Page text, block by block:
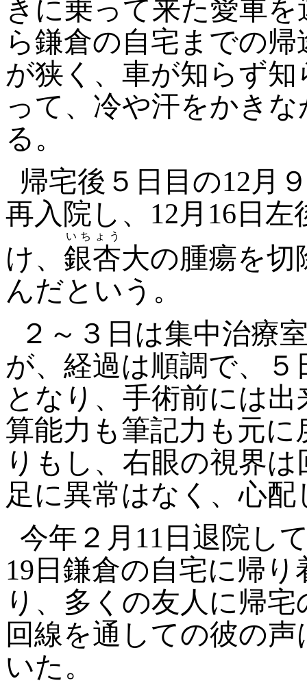
きに乗って来た愛車
ら鎌倉の自宅までの
が狭く、車が知らず
って、冷や汗をかき
る。
帰宅後５日目の12月
再入院し、12月16日
け、 銀杏
いちょう
大の腫瘍を切
んだという。
２～３日は集中治療
が、経過は順調で、
となり、手術前には
算能力も筆記力も元
りもし、右眼の視界
足に異常はなく、心
今年２月11日退院し
19日鎌倉の自宅に帰
り、多くの友人に帰
回線を通しての彼の
いた。